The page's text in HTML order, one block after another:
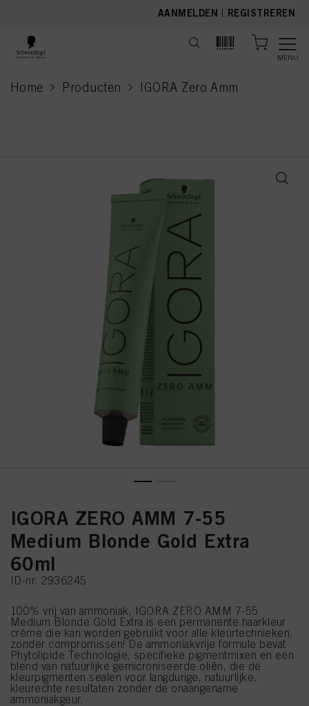
AANMELDEN | REGISTREREN
MENU
Home Producten IGORA Zero Amm
current page
IGORA ZERO AMM 7-55
Medium Blonde Gold Extra
60ml
ID-nr. 2936245
100% vrij van ammoniak, IGORA ZERO AMM 7-55
Medium Blonde Gold Extra is een permanente haarkleur
crème die kan worden gebruikt voor alle kleurtechnieken,
zonder compromissen! De ammoniakvrije formule bevat
Phytolipide Technologie, specifieke pigmentmixen en een
blend van natuurlijke gemicroniseerde oliën, die de
kleurpigmenten sealen voor langdurige, natuurlijke,
kleurechte resultaten zonder de onaangename
ammoniakgeur.